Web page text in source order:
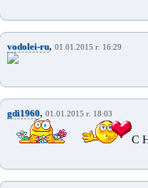
vodolei-ru, 01.01.2015 г. 16:29
gdi1960, 01.01.2015 г. 18:03
С